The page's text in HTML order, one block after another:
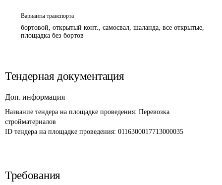
Варианты транспорта
бортовой, открытый конт., самосвал, шаланда, все открытые,
площадка без бортов
Тендерная документация
Доп. информация
Название тендера на площадке проведения: Перевозка
стройматериалов
ID тендера на площадке проведения: 0116300017713000035
Требования